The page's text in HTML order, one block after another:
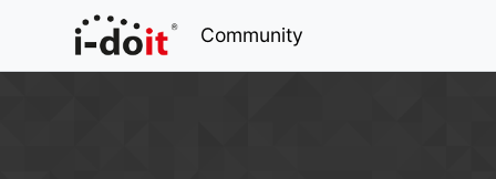
Community